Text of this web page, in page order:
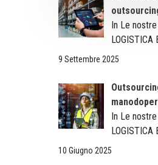
In Le
LOGISTICA
9 Settembre 2025
In Le
LOGISTICA
10 Giugno 2025